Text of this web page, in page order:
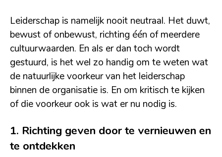
Leiderschap is namelijk nooit neutraal. Het duwt,
bewust of onbewust, richting één of meerdere
cultuurwaarden. En als er dan toch wordt
gestuurd, is het wel zo handig om te weten wat
de natuurlijke voorkeur van het leiderschap
binnen de organisatie is. En om kritisch te kijken
of die voorkeur ook is wat er nu nodig is.
1. Richting geven door te vernieuwen en
te ontdekken